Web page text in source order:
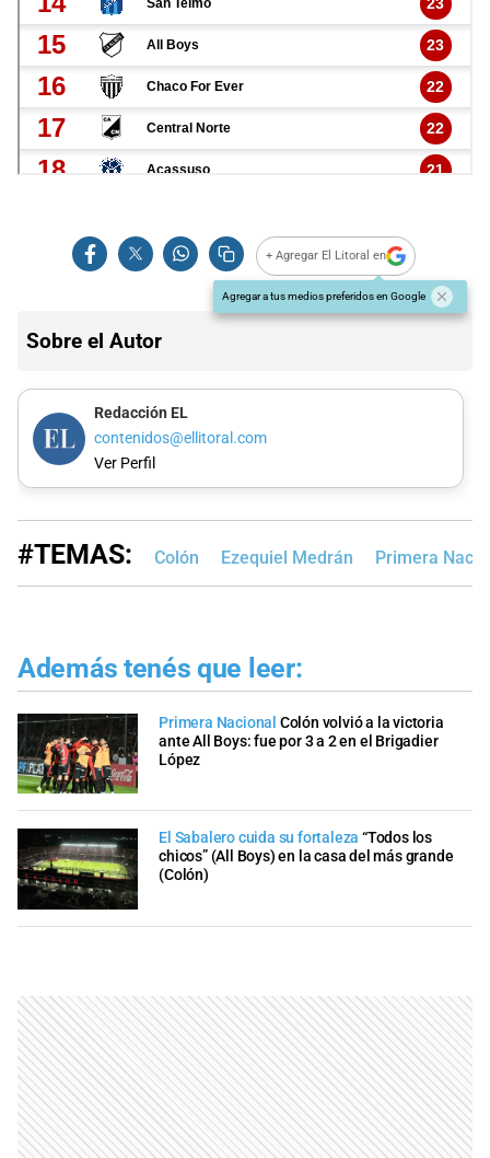
+ Agregar El Litoral en
Agregar a tus medios preferidos en Google
Sobre el Autor
Redacción EL
contenidos@ellitoral.com
Ver Perfil
#TEMAS: Colón Ezequiel Medrán Primera
Además tenés que leer:
Primera Nacional Colón volvió a la victoria
ante All Boys: fue por 3 a 2 en el Brigadier
López
El Sabalero cuida su fortaleza “Todos los
chicos” (All Boys) en la casa del más grande
(Colón)